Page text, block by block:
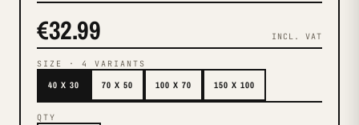
€32.99 INCL. VAT
SIZE · 4 VARIANTS
40 X 30 70 X 50 100 X 70 150 X 100
QTY